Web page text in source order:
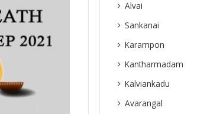
Alvai
Sankanai
Karampon
Kantharmadam
Kalviankadu
Avarangal